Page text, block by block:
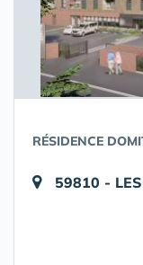
RÉSIDENCE
59810 -